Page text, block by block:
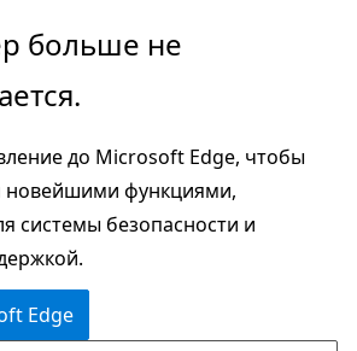
больше не
до Microsoft Edge, чтобы
новейшими функциями,
системы безопасности и
Edge